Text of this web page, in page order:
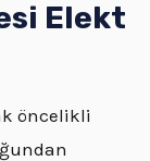
Elekt
öncelikli